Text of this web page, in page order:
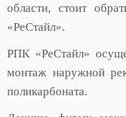
области, стоит
«РеСтайл».
РПК «РеСтайл»
монтаж наружной
поликарбоната.